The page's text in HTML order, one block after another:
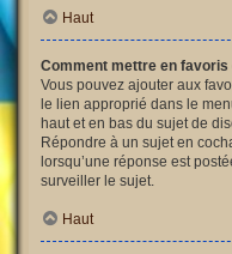
Haut
Comment mettre en
Vous pouvez ajouter aux
le lien approprié dans le
haut et en bas du sujet de
Répondre à un sujet en
lorsqu’une réponse est
surveiller le sujet.
Haut